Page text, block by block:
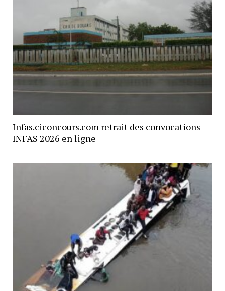
Infas.ciconcours.com retrait des convocations
INFAS 2026 en ligne